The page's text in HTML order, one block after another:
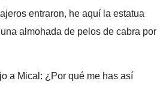
entra­ron, he aquí la estatua
almohada de pelos de cabra por
a Mical: ¿Por qué me has así